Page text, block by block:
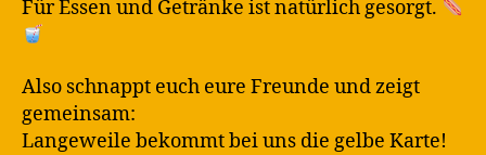
Für Essen und Getränke ist natürlich gesorgt.
Also schnappt euch eure Freunde und zeigt
gemeinsam:
Langeweile bekommt bei uns die gelbe Karte!